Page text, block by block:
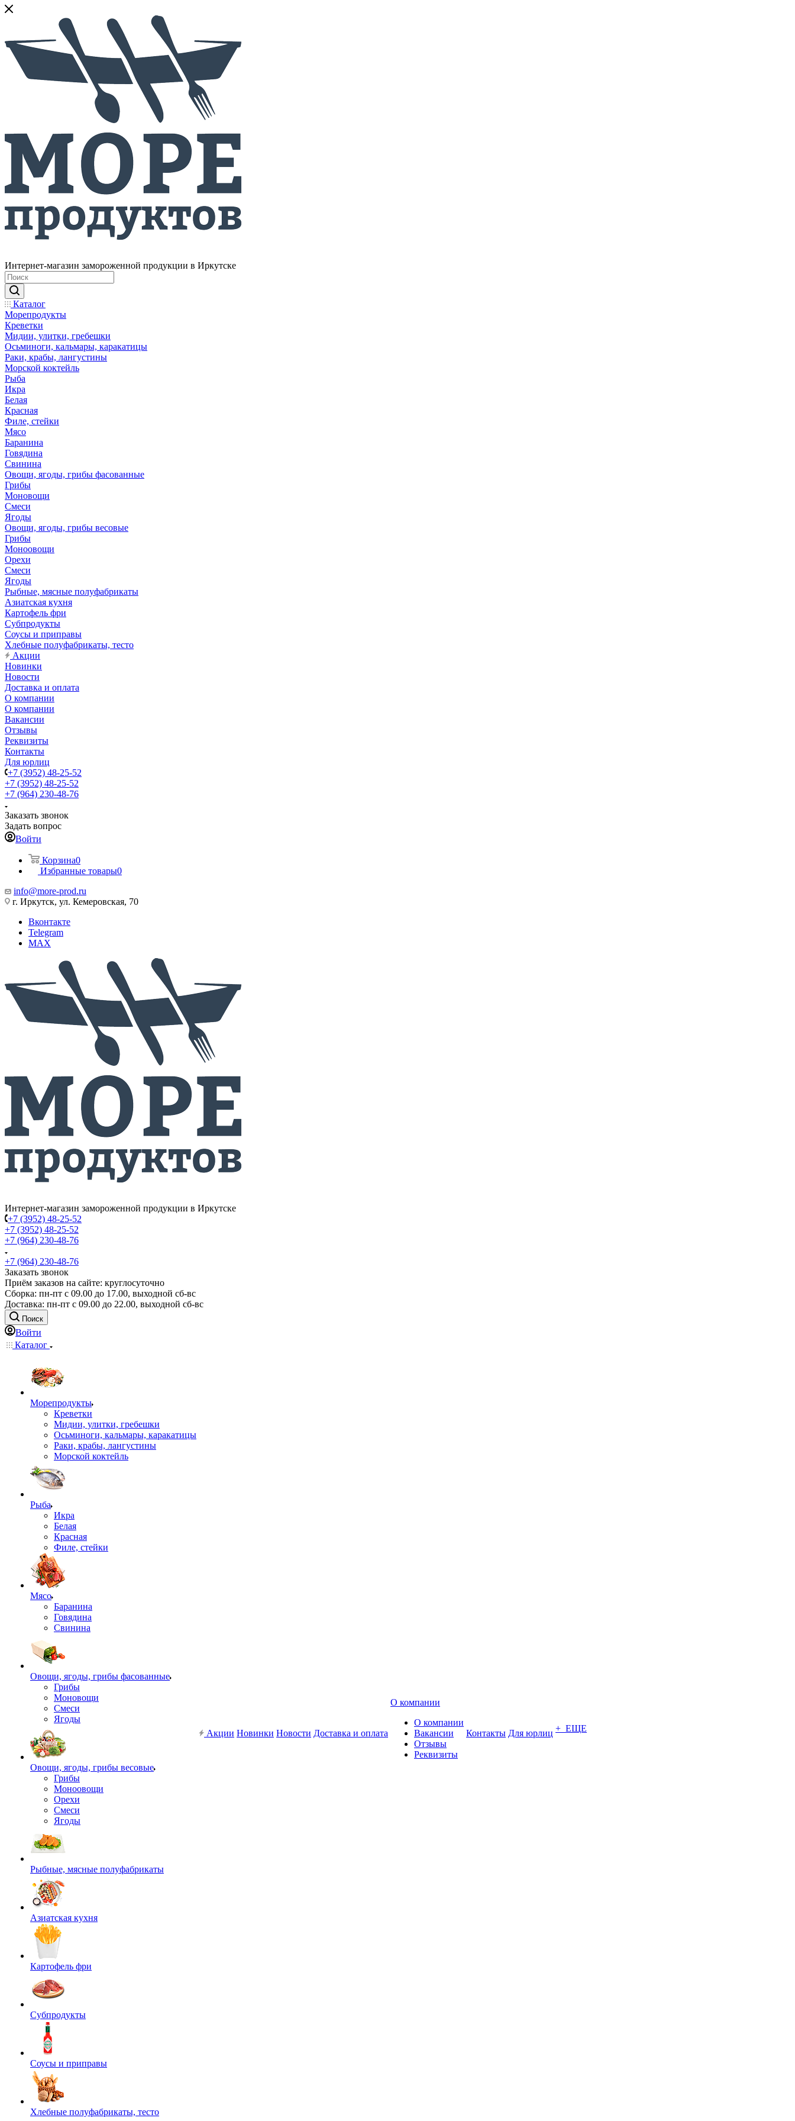
Интернет-магазин замороженной продукции в Иркутске
Каталог
Морепродукты
Креветки
Мидии, улитки, гребешки
Осьминоги, кальмары, каракатицы
Раки, крабы, лангустины
Морской коктейль
Рыба
Икра
Белая
Красная
Филе, стейки
Мясо
Баранина
Говядина
Свинина
Овощи, ягоды, грибы фасованные
Грибы
Моновощи
Смеси
Ягоды
Овощи, ягоды, грибы весовые
Грибы
Моноовощи
Орехи
Смеси
Ягоды
Рыбные, мясные полуфабрикаты
Азиатская кухня
Картофель фри
Субпродукты
Соусы и приправы
Хлебные полуфабрикаты, тесто
Акции
Новинки
Новости
Доставка и оплата
О компании
О компании
Вакансии
Отзывы
Реквизиты
Контакты
Для юрлиц
+7 (3952) 48-25-52
+7 (3952) 48-25-52
+7 (964) 230-48-76
Заказать звонок
Задать вопрос
Войти
Корзина0
Избранные товары0
info@more-prod.ru
г. Иркутск, ул. Кемеровская, 70
Вконтакте
Telegram
MAX
Интернет-магазин замороженной продукции в Иркутске
+7 (3952) 48-25-52
+7 (3952) 48-25-52
+7 (964) 230-48-76
+7 (964) 230-48-76
Заказать звонок
Приём заказов на сайте: круглосуточно
Сборка: пн-пт с 09.00 до 17.00, выходной сб-вс
Доставка: пн-пт с 09.00 до 22.00, выходной сб-вс
Поиск
Войти
Каталог
Морепродукты
Креветки
Мидии, улитки, гребешки
Осьминоги, кальмары, каракатицы
Раки, крабы, лангустины
Морской коктейль
Рыба
Икра
Белая
Красная
Филе, стейки
Мясо
Баранина
Говядина
Свинина
Овощи, ягоды, грибы фасованные
Грибы
Моновощи
Смеси
Ягоды
Овощи, ягоды, грибы весовые
Грибы
Моноовощи
Орехи
Смеси
Ягоды
Рыбные, мясные полуфабрикаты
Азиатская кухня
Картофель фри
Субпродукты
Соусы и приправы
Хлебные полуфабрикаты, тесто
Акции Новинки Новости Доставка и оплата
О компании
О компании
Вакансии
Отзывы
Реквизиты
Контакты Для юрлиц + ЕЩЕ